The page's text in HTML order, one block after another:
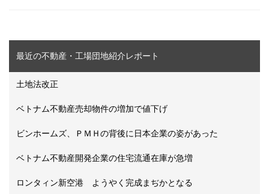
最近の不動産・工場団地紹介レポート
土地法改正
ベトナム不動産売却物件の増加で値下げ
ビンホームズ、ＰＭＨの背後に日本企業の姿があった
ベトナム不動産開発企業の住宅流通在庫が急増
ロンタィン新空港 ようやく完成まぢかとなる